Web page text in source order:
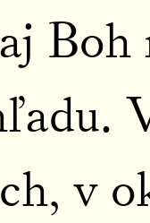
Boh
v